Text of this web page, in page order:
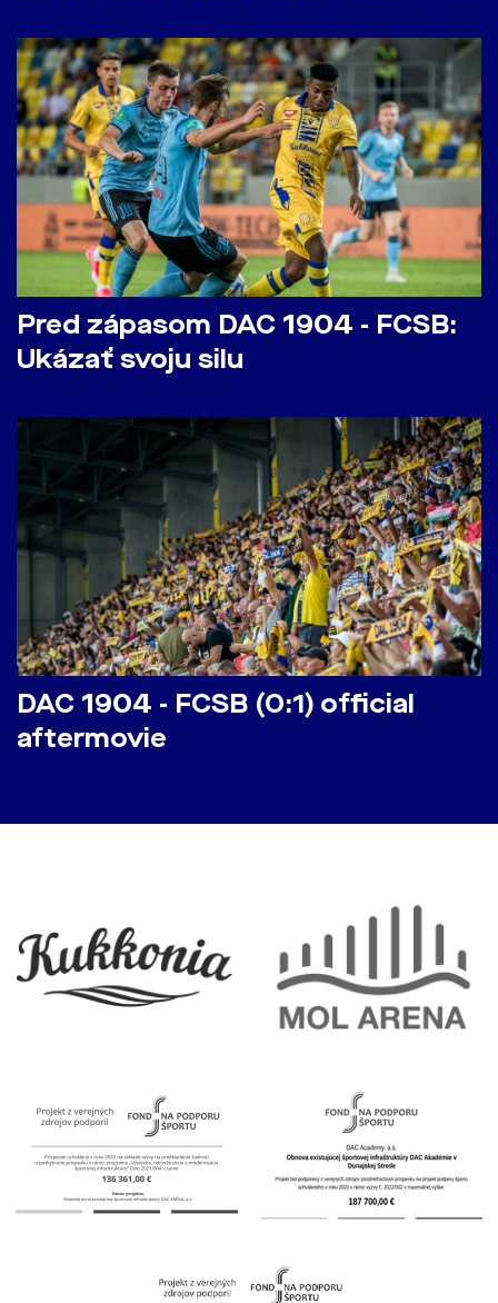
Pred zápasom DAC 1904 - FCSB:
Ukázať svoju silu
DAC 1904 - FCSB (0:1) official
aftermovie